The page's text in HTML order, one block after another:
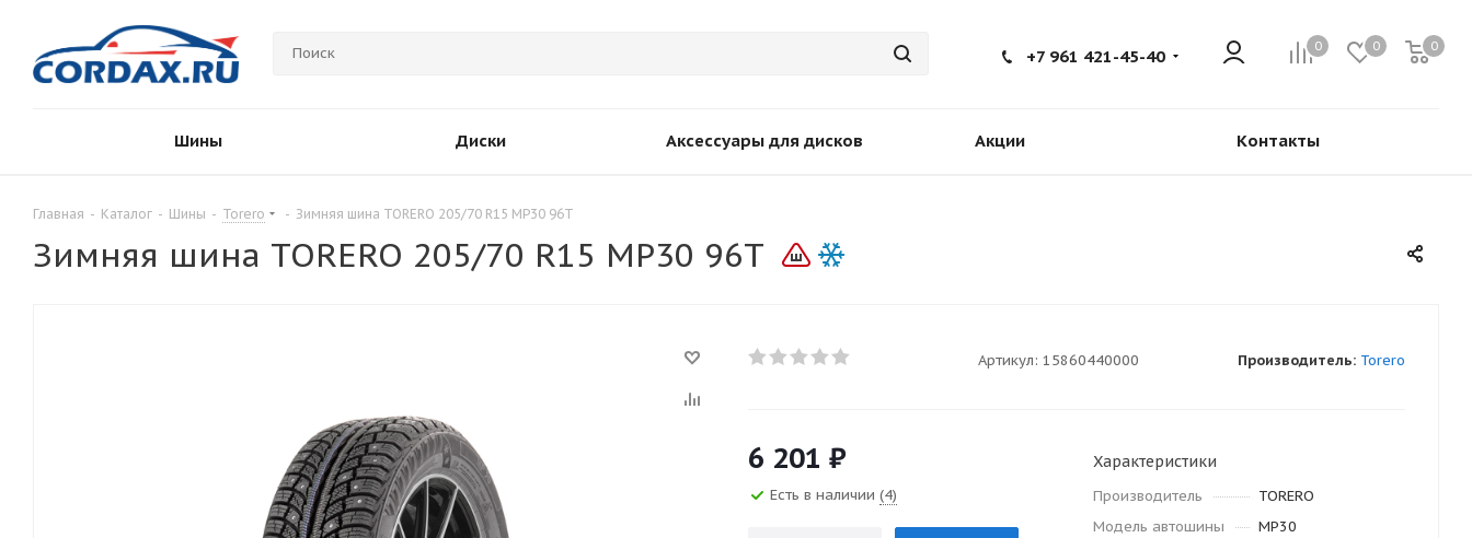
0 0 0
+7 961 421-45-40
Шины Диски Аксессуары для дисков Акции Контакты
Главная - Каталог - Шины - Torero - Зимняя шина TORERO 205/70 R15 MP30 96T
Зимняя шина TORERO 205/70 R15 MP30 96T
Артикул: 15860440000 Производитель: Torero
6 201 ₽
Есть в наличии (4)
Характеристики
Производитель
TORERO
Модель автошины
MP30